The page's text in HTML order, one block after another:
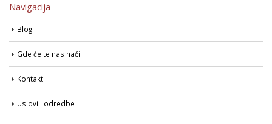
Navigacija
Blog
Gde će te nas naći
Kontakt
Uslovi i odredbe